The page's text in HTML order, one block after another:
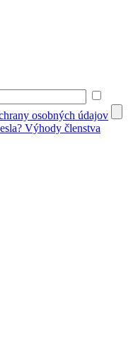
osobných údajov
Výhody členstva